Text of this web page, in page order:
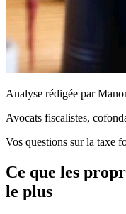
Analyse rédigée par
Avocats fiscalistes,
Vos questions sur la taxe
Ce que les
le plus